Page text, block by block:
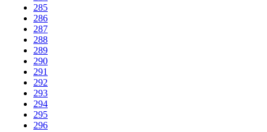
285
286
287
288
289
290
291
292
293
294
295
296